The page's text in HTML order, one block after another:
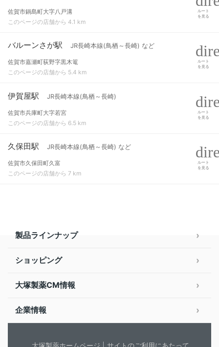
佐賀市鍋島町大字八戸溝
このページの店舗から 4.1 km
ルート
を見る
バルーンさが駅 JR長崎本線(鳥栖～長崎) など
佐賀市嘉瀬町荻野字黒木篭
このページの店舗から 5.4 km
ルート
を見る
伊賀屋駅 JR長崎本線(鳥栖～長崎)
佐賀市兵庫町大字若宮
このページの店舗から 6.5 km
ルート
を見る
久保田駅 JR長崎本線(鳥栖～長崎) など
佐賀市久保田町久富
このページの店舗から 7 km
ルート
を見る
製品ラインナップ
ショッピング
大塚製薬CM情報
企業情報